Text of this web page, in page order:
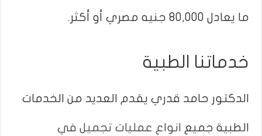
ما يعادل 80,000 جنيه مصري أو أكثر.
خدماتنا الطبية
الدكتور حامد قدري يقدم العديد من الخدمات
الطبية جميع انواع عمليات تجميل في